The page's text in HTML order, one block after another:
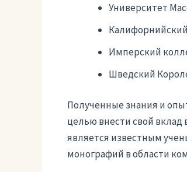
Университет
Имперский
Шведский
Полученные знания и
целью внести свой вклад
является известным
монографий в области